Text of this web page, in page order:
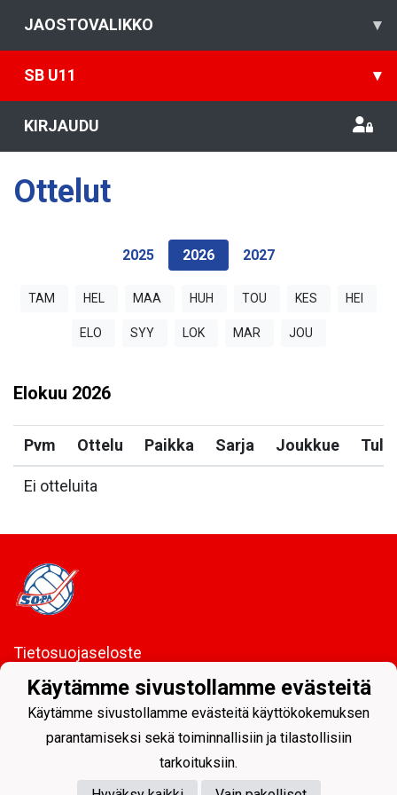
JAOSTOVALIKKO ▾
SB U11 ▾
KIRJAUDU
Ottelut
2025 2026 2027
TAM HEL MAA HUH TOU KES HEI
ELO SYY LOK MAR JOU
Elokuu 2026
Pvm Ottelu Paikka Sarja Joukkue
Ei otteluita
Tietosuojaseloste
Sodankylän Pallo ry - Nuorissa on tulevaisuus
Käytämme sivustollamme evästeitä
Käytämme sivustollamme evästeitä käyttökokemuksen
parantamiseksi sekä toiminnallisiin ja tilastollisiin
tarkoituksiin.